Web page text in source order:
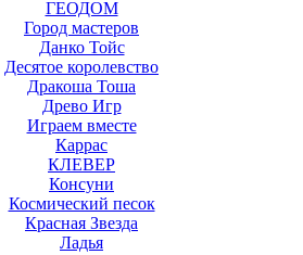
ГЕОДОМ
Город мастеров
Данко Тойс
Десятое королевство
Дракоша Тоша
Древо Игр
Играем вместе
Каррас
КЛЕВЕР
Консуни
Космический песок
Красная Звезда
Ладья